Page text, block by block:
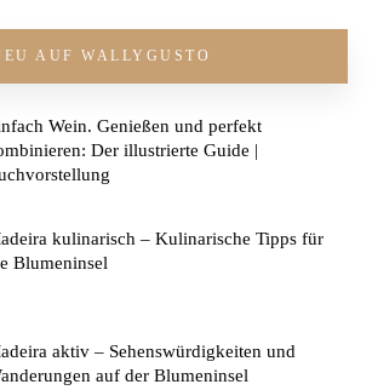
AUF WALLYGUSTO
Wein. Genießen und perfekt
Der illustrierte Guide |
kulinarisch – Kulinarische Tipps für
Blumeninsel
aktiv – Sehenswürdigkeiten und
auf der Blumeninsel